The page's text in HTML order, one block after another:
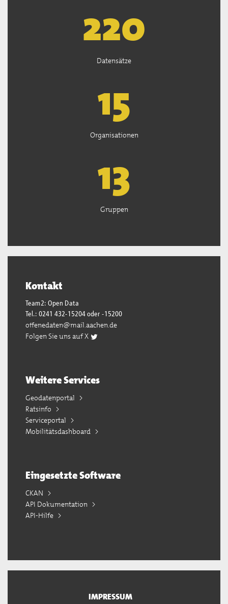
222
Datensätze
15
Organisationen
13
Gruppen
Kontakt
Team2: Open Data
Tel.: 0241 432-15204 oder -15200
offenedaten@mail.aachen.de
Folgen Sie uns auf X
Weitere Services
Geodatenportal
Ratsinfo
Serviceportal
Mobilitätsdashboard
Eingesetzte Software
CKAN
API Dokumentation
API-Hilfe
IMPRESSUM